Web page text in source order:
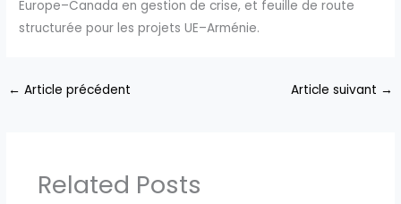
Europe–Canada en gestion de crise, et feuille de route
structurée pour les projets UE–Arménie.
← Article précédent Article suivant →
Related Posts